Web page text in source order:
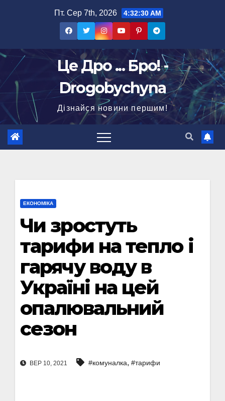
Пт. Сер 7th, 2026 4:32:30 AM
Це Дро ... Бро! -
Drogobychyna
Дізнайся новини першим!
ЕКОНОМІКА
Чи зростуть
тарифи на тепло і
гарячу воду в
Україні на цей
опалювальний
сезон
ВЕР 10, 2021 #комуналка, #тарифи